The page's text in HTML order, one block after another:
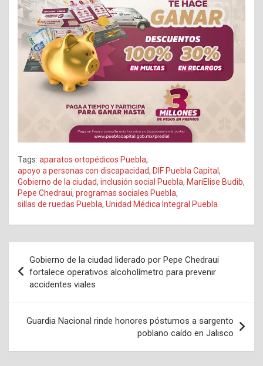
Tags: aparatos ortopédicos Puebla,
apoyo a personas con discapacidad, DIF Puebla Capital ,
Gobierno de la ciudad, inclusión social Puebla, MariElise Budib,
Pepe Chedraui, programas sociales Puebla,
sillas de ruedas Puebla, Unidad Médica Integral Puebla
de
entradas
Gobierno de la ciudad liderado por Pepe Chedraui
fortalece operativos alcoholímetro para prevenir
accidentes viales
Guardia Nacional rinde honores póstumos a sargento
poblano caído en Jalisco